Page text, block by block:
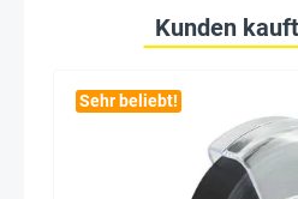
Kunden
Sehr beliebt!